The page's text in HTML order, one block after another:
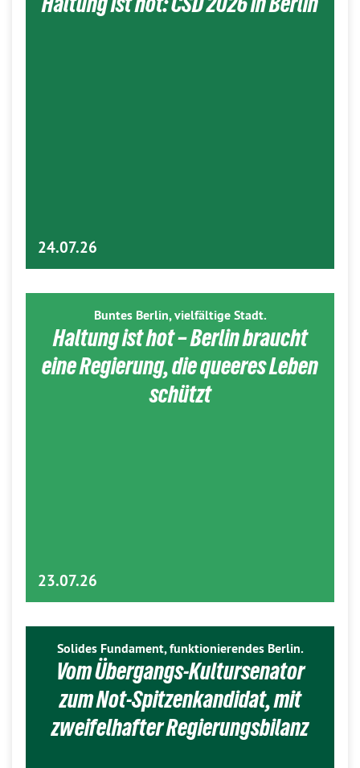
24.07.26
Buntes Berlin, vielfältige Stadt.
Haltung ist hot – Berlin braucht
eine Regierung, die queeres Leben
schützt
23.07.26
Solides Fundament, funktionierendes Berlin.
Vom Übergangs-Kultursenator
zum Not-Spitzenkandidat, mit
zweifelhafter Regierungsbilanz